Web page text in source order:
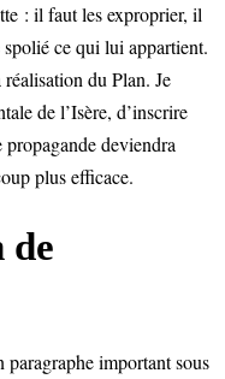
: il faut les exproprier, il
ce qui lui appartient.
du Plan. Je
de l’Isère, d’inscrire
deviendra
plus efficace.
de
paragraphe important sous